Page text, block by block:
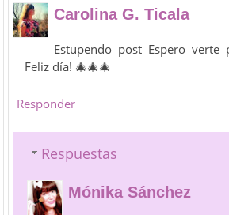
Carolina G. Ticala
Estupendo post Espero
Feliz día! 🎄🎄🎄
Responder
Respuestas
Mónika Sánchez